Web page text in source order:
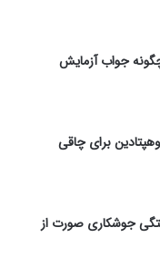
جواب آزمایش
برای چاقی
جوشکاری صورت از